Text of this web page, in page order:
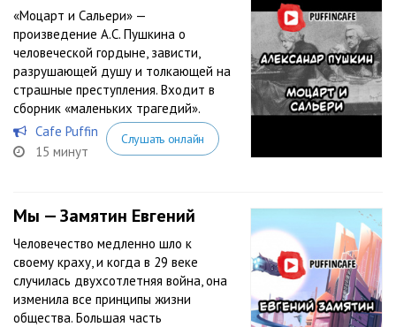
«Моцарт и Сальери» —
произведение А.С. Пушкина о
человеческой гордыне, зависти,
разрушающей душу и толкающей на
страшные преступления. Входит в
сборник «маленьких трагедий».
Cafe Puffin
15 минут
Слушать онлайн
Мы — Замятин Евгений
Человечество медленно шло к
своему краху, и когда в 29 веке
случилась двухсотлетняя война, она
изменила все принципы жизни
общества. Большая часть